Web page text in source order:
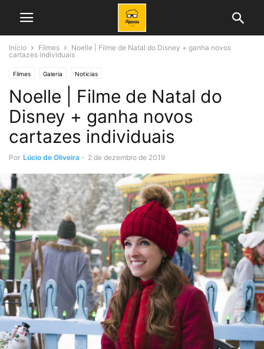
Início Filmes
Noelle | Filme de Natal do Disney + ganha novos
cartazes individuais
Filmes Galeria Noticias
Noelle | Filme de Natal do
Disney + ganha novos
cartazes individuais
Por Lúcio de Oliveira - 2 de dezembro de 2019